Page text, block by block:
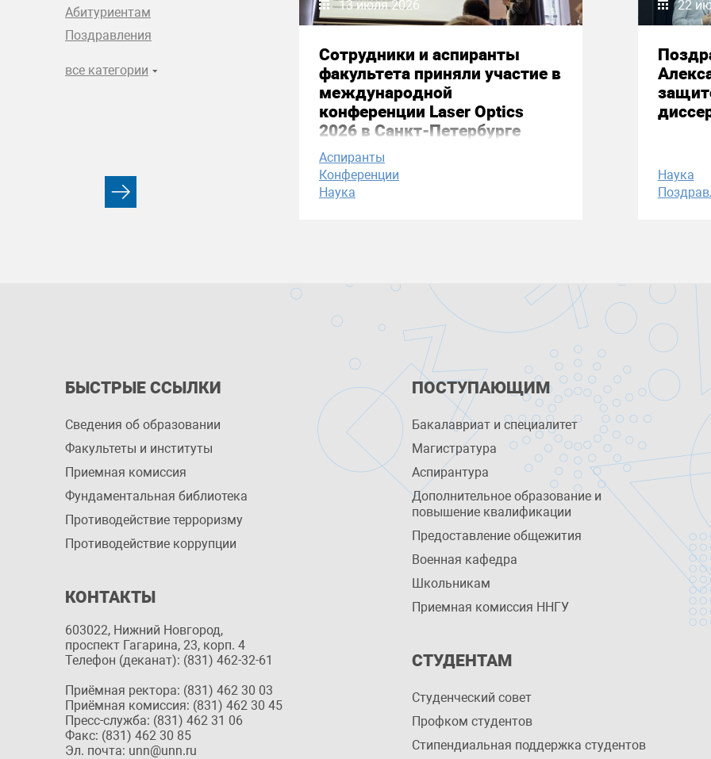
Абитуриентам
Поздравления
все категории
13 июля 2026
Сотрудники и аспиранты
факультета приняли участие в
международной
конференции Laser Optics
2026 в Санкт-Петербурге
Аспиранты
Конференции
Наука
22
Наука
БЫСТРЫЕ ССЫЛКИ
Сведения об образовании
Факультеты и институты
Приемная комиссия
Фундаментальная библиотека
Противодействие терроризму
Противодействие коррупции
КОНТАКТЫ
603022, Нижний Новгород,
проспект Гагарина, 23, корп. 4
Телефон (деканат): (831) 462-32-61
Приёмная ректора: (831) 462 30 03
Приёмная комиссия: (831) 462 30 45
Пресс-служба: (831) 462 31 06
Факс: (831) 462 30 85
Эл. почта: unn@unn.ru
ПОСТУПАЮЩИМ
Бакалавриат и специалитет
Магистратура
Аспирантура
Дополнительное образование и
повышение квалификации
Предоставление общежития
Военная кафедра
Школьникам
Приемная комиссия ННГУ
СТУДЕНТАМ
Студенческий совет
Профком студентов
Стипендиальная поддержка студентов